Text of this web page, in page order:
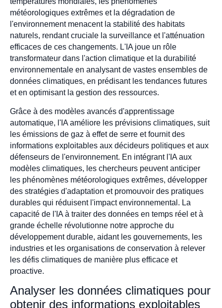
météorologiques extrêmes et la dégradation de
l'environnement menacent la stabilité des habitats
naturels, rendant cruciale la surveillance et l'atténuation
efficaces de ces changements. L'IA joue un rôle
transformateur dans l'action climatique et la durabilité
environnementale en analysant de vastes ensembles de
données climatiques, en prédisant les tendances futures
et en optimisant la gestion des ressources.
Grâce à des modèles avancés d'apprentissage
automatique, l'IA améliore les prévisions climatiques, suit
les émissions de gaz à effet de serre et fournit des
informations exploitables aux décideurs politiques et aux
défenseurs de l'environnement. En intégrant l'IA aux
modèles climatiques, les chercheurs peuvent anticiper
les phénomènes météorologiques extrêmes, développer
des stratégies d'adaptation et promouvoir des pratiques
durables qui réduisent l'impact environnemental. La
capacité de l'IA à traiter des données en temps réel et à
grande échelle révolutionne notre approche du
développement durable, aidant les gouvernements, les
industries et les organisations de conservation à relever
les défis climatiques de manière plus efficace et
proactive.
Analyser les données climatiques pour
obtenir des informations exploitables